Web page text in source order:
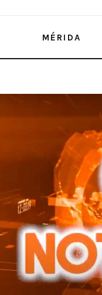
MÉRIDA